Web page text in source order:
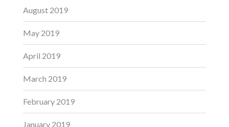
August 2019
May 2019
April 2019
March 2019
February 2019
January 2019